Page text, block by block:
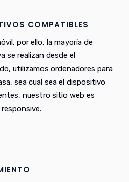
COMPATIBLES
por ello, la mayoría de
se realizan desde el
utilizamos ordenadores para
sea cual sea el dispositivo
nuestro sitio web es